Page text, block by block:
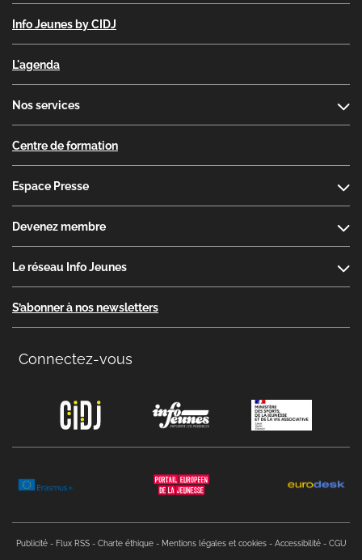
Info Jeunes by CIDJ
L'agenda
Nos services
Centre de formation
Espace Presse
Devenez membre
Le réseau Info Jeunes
S’abonner à nos newsletters
Connectez-vous
Publicité
Flux RSS Charte éthique Mentions légales et cookies Accessibilité CGU